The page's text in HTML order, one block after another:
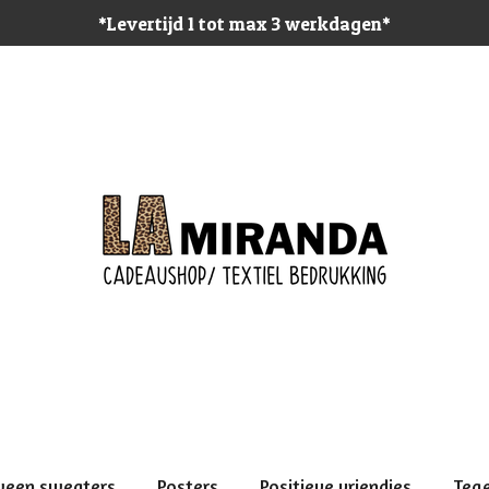
*Levertijd 1 tot max 3 werkdagen*